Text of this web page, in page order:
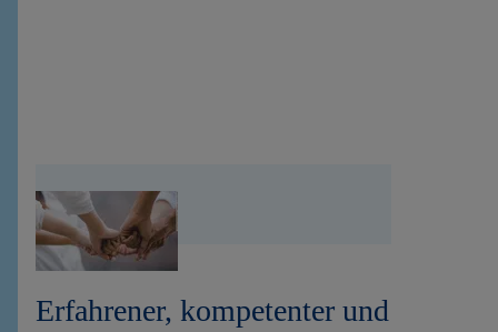
Erfahrener, kompetenter und